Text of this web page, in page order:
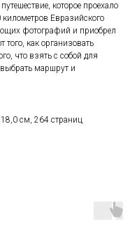
которое проехало
километров Евразийского
фотографий и приобрел
того, как организовать
что взять с собой для
выбрать маршрут и
18,0 см, 264 страниц